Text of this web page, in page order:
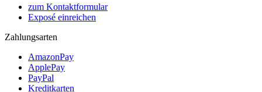
zum Kontaktformular
Exposé einreichen
Zahlungsarten
AmazonPay
ApplePay
PayPal
Kreditkarten